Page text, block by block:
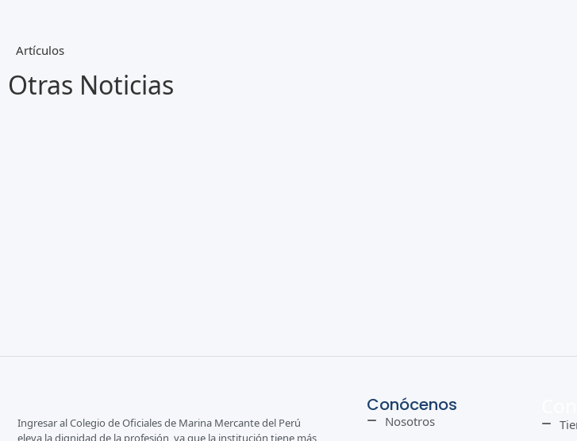
Artículos
Otras Noticias
Ingresar al Colegio de Oficiales de Marina Mercante del Perú
eleva la dignidad de la profesión, ya que la institución tiene más
Conócenos
Nosotros